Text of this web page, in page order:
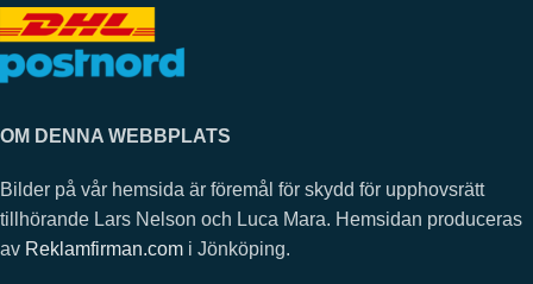
OM DENNA WEBBPLATS
Bilder på vår hemsida är föremål för skydd för upphovsrätt
tillhörande Lars Nelson och Luca Mara. Hemsidan produceras
av Reklamfirman.com i Jönköping.